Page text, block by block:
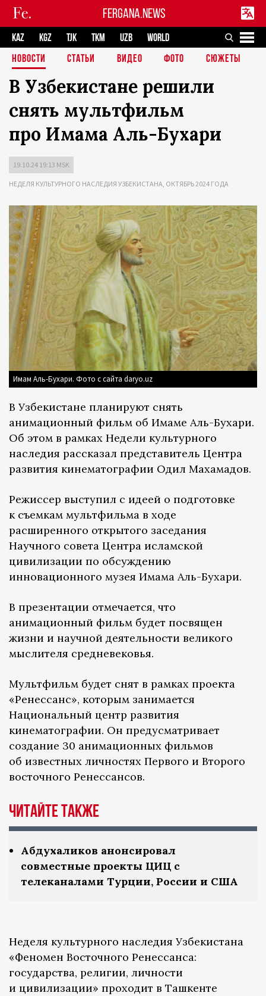
FERGANA.NEWS
KAZ KGZ TJK TKM UZB
WORLD
НОВОСТИ
СТАТЬИ ВИДЕО ФОТО СЮЖЕТЫ
В Узбекистане решили
снять мультфильм
про Имама Аль-Бухари
19.10.24 19:13 MSK
НЕДЕЛЯ КУЛЬТУРНОГО НАСЛЕДИЯ УЗБЕКИСТАНА, ОКТЯБРЬ 2024 ГОДА
Имам Аль-Бухари. Фото с сайта daryo.uz
В Узбекистане планируют снять
анимационный фильм об Имаме Аль-Бухари.
Об этом в рамках Недели культурного
наследия рассказал представитель Центра
развития кинематографии Одил Махамадов.
Режиссер выступил с идеей о подготовке
к съемкам мультфильма в ходе
расширенного открытого заседания
Научного совета Центра исламской
цивилизации по обсуждению
инновационного музея Имама Аль-Бухари.
В презентации отмечается, что
анимационный фильм будет посвящен
жизни и научной деятельности великого
мыслителя средневековья.
Мультфильм будет снят в рамках проекта
«Ренессанс», которым занимается
Национальный центр развития
кинематографии. Он предусматривает
создание 30 анимационных фильмов
об известных личностях Первого и Второго
восточного Ренессансов.
Читайте также
Абдухаликов анонсировал
совместные проекты ЦИЦ с
телеканалами Турции, России и США
Неделя культурного наследия Узбекистана
«Феномен Восточного Ренессанса:
государства, религии, личности
и цивилизации» проходит в Ташкенте